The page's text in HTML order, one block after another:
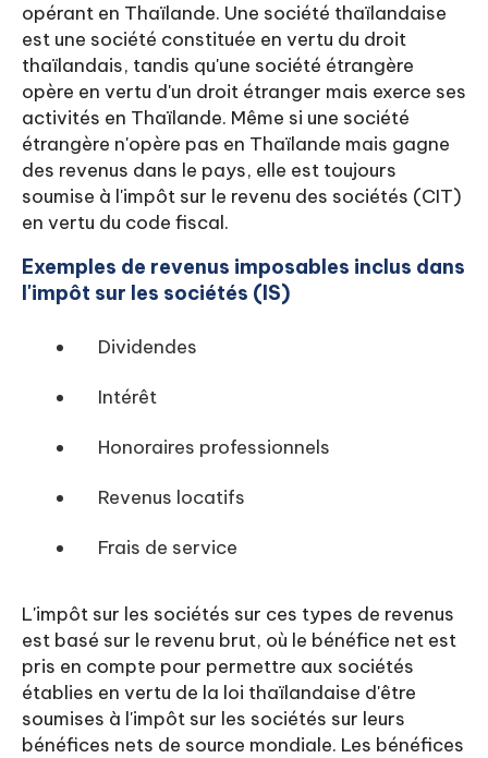
opérant en Thaïlande. Une société thaïlandaise
est une société constituée en vertu du droit
thaïlandais, tandis qu'une société étrangère
opère en vertu d'un droit étranger mais exerce ses
activités en Thaïlande. Même si une société
étrangère n'opère pas en Thaïlande mais gagne
des revenus dans le pays, elle est toujours
soumise à l'impôt sur le revenu des sociétés (CIT)
en vertu du code fiscal.
Exemples de revenus imposables inclus dans
l'impôt sur les sociétés (IS)
Dividendes
Intérêt
Honoraires professionnels
Revenus locatifs
Frais de service
L'impôt sur les sociétés sur ces types de revenus
est basé sur le revenu brut, où le bénéfice net est
pris en compte pour permettre aux sociétés
établies en vertu de la loi thaïlandaise d'être
soumises à l'impôt sur les sociétés sur leurs
bénéfices nets de source mondiale. Les bénéfices